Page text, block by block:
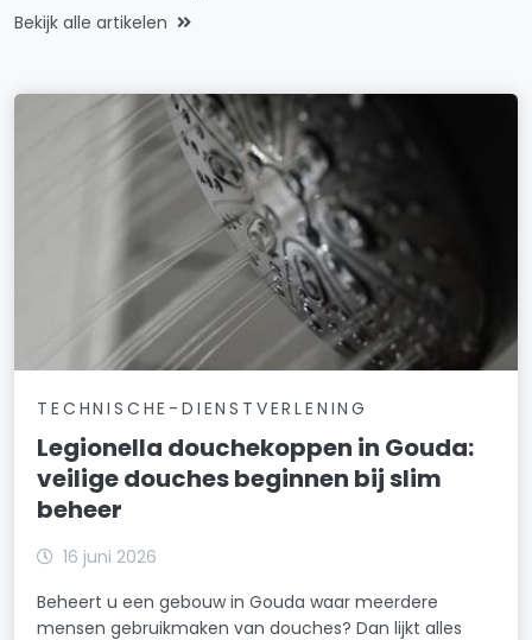
Bekijk alle artikelen
TECHNISCHE-DIENSTVERLENING
Legionella douchekoppen in Gouda:
veilige douches beginnen bij slim
beheer
16 juni 2026
Beheert u een gebouw in Gouda waar meerdere
mensen gebruikmaken van douches? Dan lijkt alles